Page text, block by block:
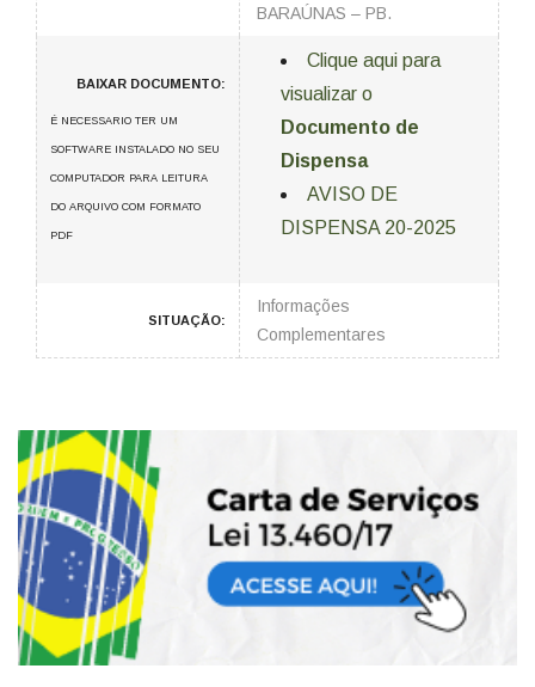
BARAÚNAS – PB.
BAIXAR DOCUMENTO:
É NECESSARIO TER UM
SOFTWARE INSTALADO NO SEU
COMPUTADOR PARA LEITURA
DO ARQUIVO COM FORMATO
PDF
Clique aqui para
visualizar o
Documento de
Dispensa
AVISO DE
DISPENSA 20-2025
SITUAÇÃO:
Informações
Complementares